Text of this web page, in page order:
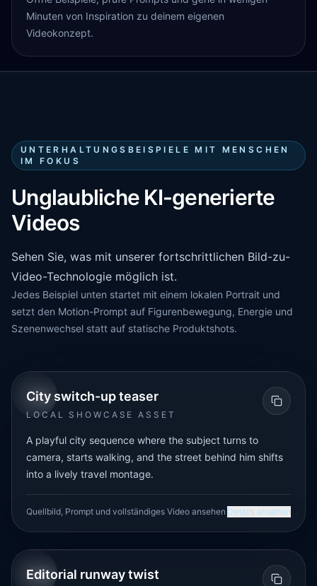
Minuten von Inspiration zu deinem eigenen
Videokonzept.
UNTERHALTUNGSBEISPIELE MIT MENSCHEN
IM FOKUS
Unglaubliche KI-generierte
Videos
Sehen Sie, was mit unserer fortschrittlichen Bild-zu-
Video-Technologie möglich ist.
Jedes Beispiel unten startet mit einem lokalen Portrait und
setzt den Motion-Prompt auf Figurenbewegung, Energie und
Szenenwechsel statt auf statische Produktshots.
URBAN IMAGE-TO-VIDEO
City switch-up teaser
LOCAL SHOWCASE ASSET
A playful city sequence where the subject turns to
camera, starts walking, and the street behind him shifts
into a lively travel montage.
Quellbild, Prompt und vollständiges Video ansehen Details ansehen
FASHION IMAGE-TO-VIDEO
Editorial runway twist